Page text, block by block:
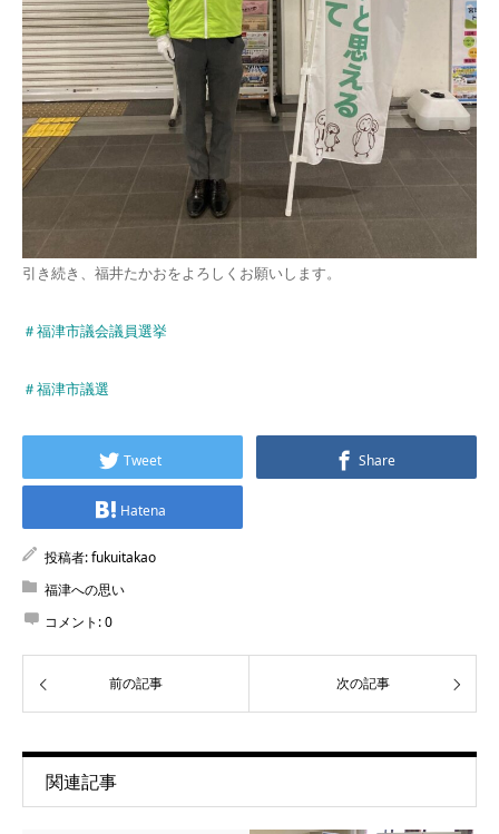
引き続き、福井たかおをよろしくお願いします。
＃福津市議会議員選挙
＃福津市議選
Tweet Share
Hatena
投稿者:fukuitakao
福津への思い
コメント:0
前の記事 次の記事
関連記事